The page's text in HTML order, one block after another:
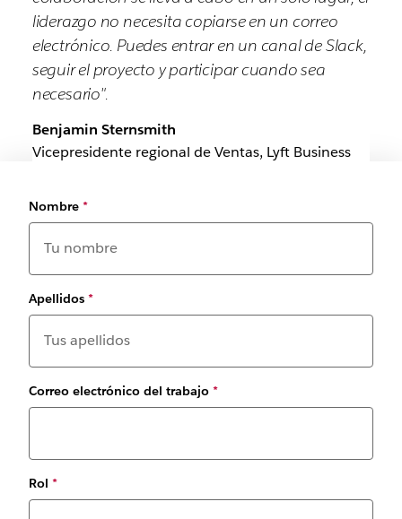
liderazgo no necesita copiarse en un correo
electrónico. Puedes entrar en un canal de Slack,
seguir el proyecto y participar cuando sea
necesario".
Benjamin Sternsmith
Vicepresidente regional de Ventas, Lyft Business
Nombre *
Apellidos *
Correo electrónico del trabajo *
Rol *